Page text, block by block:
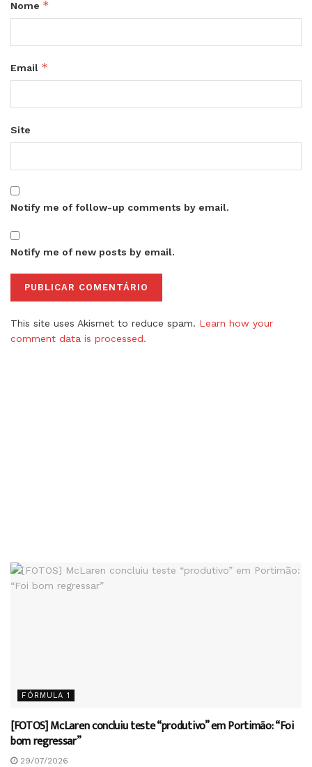
Nome *
Email *
Site
Notify me of follow-up comments by email.
Notify me of new posts by email.
This site uses Akismet to reduce spam. Learn how your
comment data is processed.
FÓRMULA 1
[FOTOS] McLaren concluiu teste “produtivo” em Portimão: “Foi
bom regressar”
29/07/2026